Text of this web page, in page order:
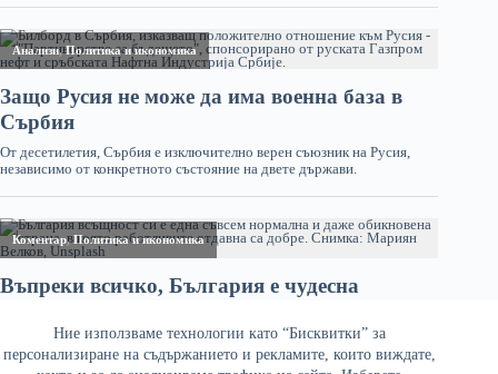
Ние използваме технологии като “Бисквитки” за
персонализиране на съдържанието и рекламите, които виждате,